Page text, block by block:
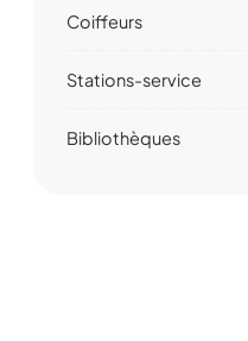
Coiffeurs
Stations-service
Bibliothèques